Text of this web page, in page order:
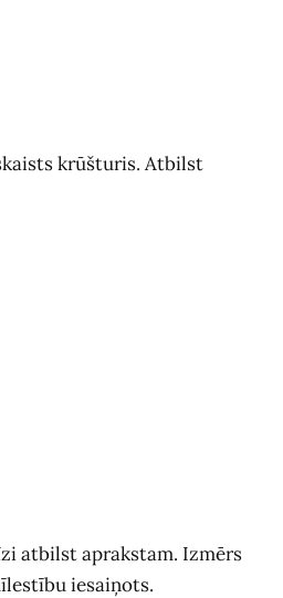
krūšturis. Atbilst
atbilst aprakstam. Izmērs
iesaiņots.